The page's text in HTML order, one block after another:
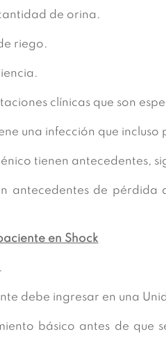
de orina.
riego.
clínicas que son
una infección que incluso
tienen antecedentes,
antecedentes de
en Shock
debe ingresar en una
básico antes de que